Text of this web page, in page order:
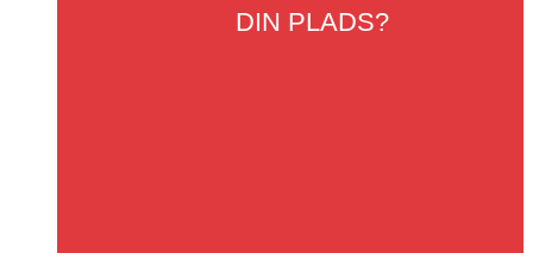
DIN PLADS?